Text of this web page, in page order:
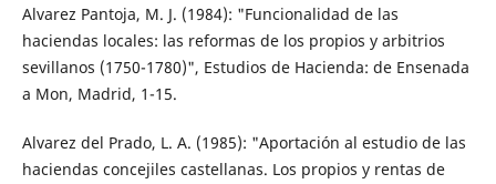
Alvarez Pantoja, M. J. (1984): "Funcionalidad de las
haciendas locales: las reformas de los propios y arbitrios
sevillanos (1750-1780)", Estudios de Hacienda: de Ensenada
a Mon, Madrid, 1-15.
Alvarez del Prado, L. A. (1985): "Aportación al estudio de las
haciendas concejiles castellanas. Los propios y rentas de